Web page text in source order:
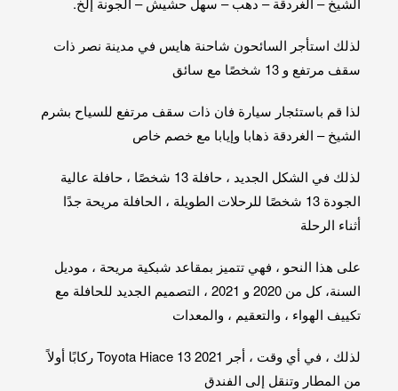
لذلك استأجر السائحون شاحنة هايس في مدينة نصر ذات
سقف مرتفع و 13 شخصًا مع سائق
لذا قم باستئجار سيارة فان ذات سقف مرتفع للسياح بشرم
الشيخ – الغردقة ذهابا وإيابا مع خصم خاص
لذلك في الشكل الجديد ، حافلة 13 شخصًا ، حافلة عالية
الجودة 13 شخصًا للرحلات الطويلة ، الحافلة مريحة جدًا
أثناء الرحلة
على هذا النحو ، فهي تتميز بمقاعد شبكية مريحة ، موديل
السنة، كل من 2020 و 2021 ، التصميم الجديد للحافلة مع
تكييف الهواء ، والتعقيم ، والمعدات
لذلك ، في أي وقت ، أجر Toyota Hiace 13 2021 ركابًا أولاً
من المطار وتنقل إلى الفندق